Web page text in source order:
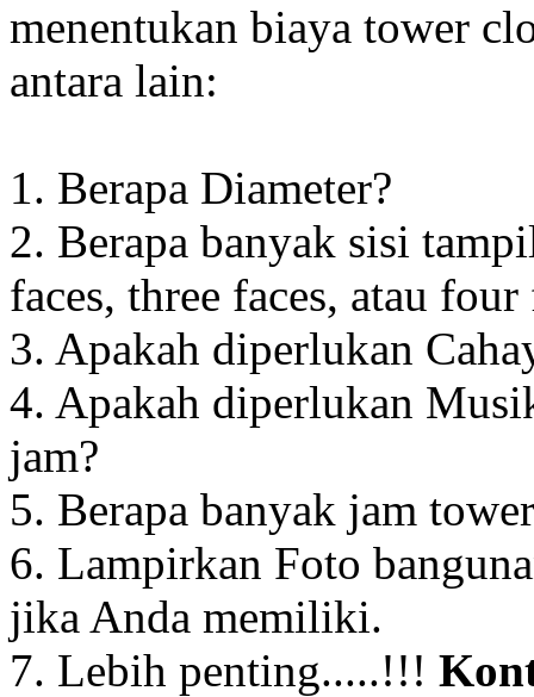
menentukan biaya tower
antara lain:
1. Berapa Diameter?
2. Berapa banyak sisi
faces, three faces, atau four
3. Apakah diperlukan
4. Apakah diperlukan
jam?
5. Berapa banyak jam
6. Lampirkan Foto
jika Anda memiliki.
7. Lebih penting.....!!!